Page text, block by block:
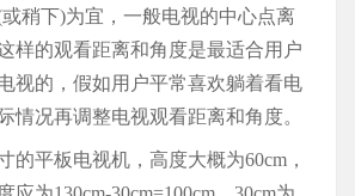
稍下)为宜，一般电视的中心点离
样的观看距离和角度是最适合用户
视的，假如用户平常喜欢躺着看电
情况再调整电视观看距离和角度。
的平板电视机，高度大概为60cm，